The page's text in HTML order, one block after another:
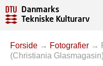
Danmarks
Tekniske Kulturarv
Forside → Fotografier →
(Christiania